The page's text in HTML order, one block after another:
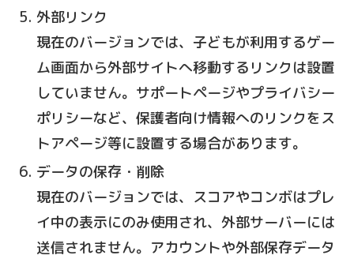
外部リンク
現在のバージョンでは、子どもが利用するゲー
ム画面から外部サイトへ移動するリンクは設置
していません。サポートページやプライバシー
ポリシーなど、保護者向け情報へのリンクをス
トアページ等に設置する場合があります。
データの保存・削除
現在のバージョンでは、スコアやコンボはプレ
イ中の表示にのみ使用され、外部サーバーには
送信されません。アカウントや外部保存データ